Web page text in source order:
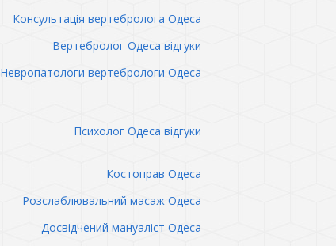
Консультація вертебролога Одеса
Вертебролог Одеса відгуки
Невропатологи вертебрологи Одеса
Психолог Одеса відгуки
Костоправ Одеса
Розслаблювальний масаж Одеса
Досвідчений мануаліст Одеса